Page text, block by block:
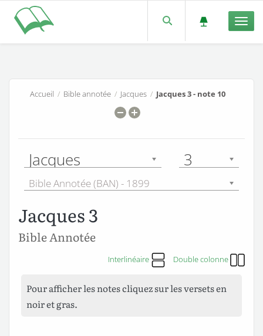
Accueil / Bible annotée/ Jacques/ Jacques 3 - note 10
Jacques 3
Bible Annotée (BAN) - 1899
Jacques 3
Bible Annotée
Interlinéaire Double colonne
Pour afficher les notes cliquez sur les versets en
noir et gras.